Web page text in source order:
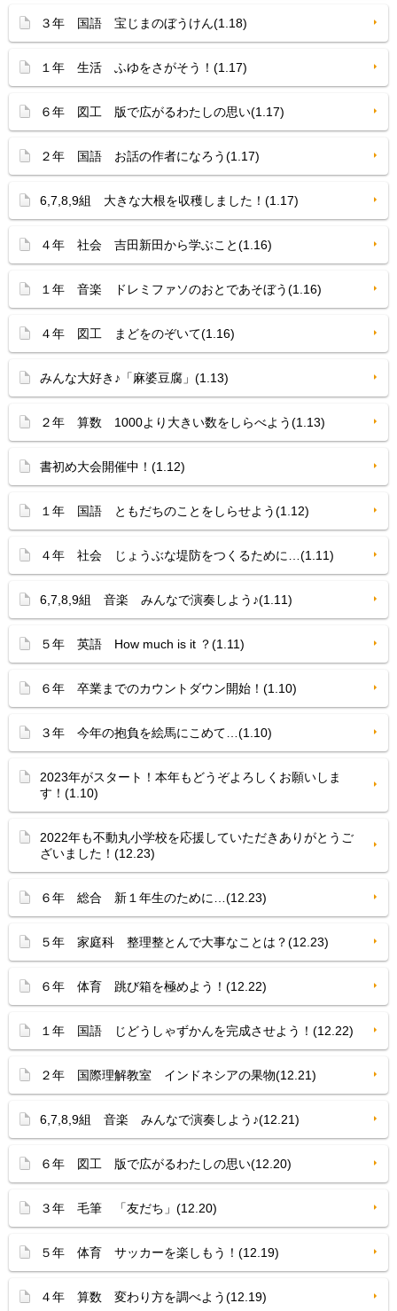
３年 国語 宝じまのぼうけん(1.18)
１年 生活 ふゆをさがそう！(1.17)
６年 図工 版で広がるわたしの思い(1.17)
２年 国語 お話の作者になろう(1.17)
6,7,8,9組 大きな大根を収穫しました！(1.17)
４年 社会 吉田新田から学ぶこと(1.16)
１年 音楽 ドレミファソのおとであそぼう(1.16)
４年 図工 まどをのぞいて(1.16)
みんな大好き♪「麻婆豆腐」(1.13)
２年 算数 1000より大きい数をしらべよう(1.13)
書初め大会開催中！(1.12)
１年 国語 ともだちのことをしらせよう(1.12)
４年 社会 じょうぶな堤防をつくるために…(1.11)
6,7,8,9組 音楽 みんなで演奏しよう♪(1.11)
５年 英語 How much is it ？(1.11)
６年 卒業までのカウントダウン開始！(1.10)
３年 今年の抱負を絵馬にこめて…(1.10)
2023年がスタート！本年もどうぞよろしくお願いしま
す！(1.10)
2022年も不動丸小学校を応援していただきありがとうご
ざいました！(12.23)
６年 総合 新１年生のために…(12.23)
５年 家庭科 整理整とんで大事なことは？(12.23)
６年 体育 跳び箱を極めよう！(12.22)
１年 国語 じどうしゃずかんを完成させよう！(12.22)
２年 国際理解教室 インドネシアの果物(12.21)
6,7,8,9組 音楽 みんなで演奏しよう♪(12.21)
６年 図工 版で広がるわたしの思い(12.20)
３年 毛筆 「友だち」(12.20)
５年 体育 サッカーを楽しもう！(12.19)
４年 算数 変わり方を調べよう(12.19)